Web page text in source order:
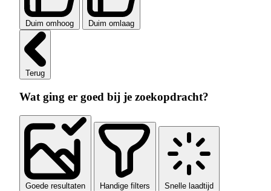
Duim omhoog Duim omlaag
Terug
Wat ging er goed bij je zoekopdracht?
Goede resultaten Handige filters Snelle laadtijd